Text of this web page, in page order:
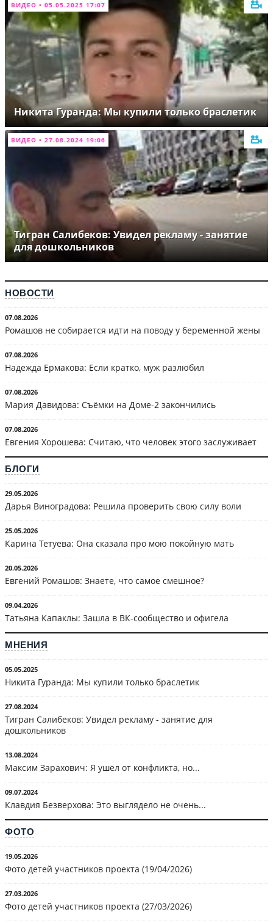
ВИДЕО • 05.05.2025 17:07
Никита Гуранда: Мы купили только браслетик
ВИДЕО • 27.08.2024 19:06
Тигран Салибеков: Увидел рекламу - занятие
для дошкольников
НОВОСТИ
07.08.2026
Ромашов не собирается идти на поводу у беременной жены
07.08.2026
Надежда Ермакова: Если кратко, муж разлюбил
07.08.2026
Мария Давидова: Съёмки на Доме-2 закончились
07.08.2026
Евгения Хорошева: Считаю, что человек этого заслуживает
БЛОГИ
29.05.2026
Дарья Виноградова: Решила проверить свою силу воли
25.05.2026
Карина Тетуева: Она сказала про мою покойную мать
20.05.2026
Евгений Ромашов: Знаете, что самое смешное?
09.04.2026
Татьяна Капаклы: Зашла в ВК-сообщество и офигела
МНЕНИЯ
05.05.2025
Никита Гуранда: Мы купили только браслетик
27.08.2024
Тигран Салибеков: Увидел рекламу - занятие для
дошкольников
13.08.2024
Максим Зарахович: Я ушёл от конфликта, но...
09.07.2024
Клавдия Безверхова: Это выглядело не очень...
ФОТО
19.05.2026
Фото детей участников проекта (19/04/2026)
27.03.2026
Фото детей участников проекта (27/03/2026)